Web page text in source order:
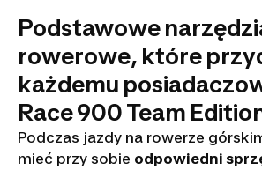
Podstawowe
rowerowe, które
każdemu
Race 900 Team
Podczas jazdy na rowerze
mieć przy sobie odpowiedni